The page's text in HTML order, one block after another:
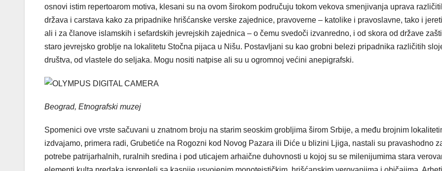
osnovi istim repertoarom motiva, klesani su na ovom širokom područuju tokom vekova smenjivanja uprava
država i carstava kako za pripadnike hrišćanske verske zajednice, pravoverne – katolike i pravoslavne, tako i
ali i za članove islamskih i sefardskih jevrejskih zajednica – o čemu svedoči izvanredno, i od skora od države
staro jevrejsko groblje na lokalitetu Stočna pijaca u Nišu. Postavljani su kao grobni belezi pripadnika različitih
društva, od vlastele do seljaka. Mogu nositi natpise ali su u ogromnoj većini anepigrafski.
Beograd, Etnografski muzej
Spomenici ove vrste sačuvani u znatnom broju na starim seoskim grobljima širom Srbije, a među brojnim
izdvajamo, primera radi, Grubetiće na Rogozni kod Novog Pazara ili Diće u blizini Ljiga, nastali su pravashodno
potrebe patrijarhalnih, ruralnih sredina i pod uticajem arhaične duhovnosti u kojoj su se milenijumima stara